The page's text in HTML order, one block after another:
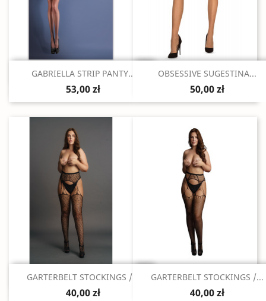
Szybki podgląd
GABRIELLA STRIP PANTY...
53,00 zł
Szybki podgląd
OBSESSIVE SUGESTINA...
50,00 zł
Szybki podgląd
GARTERBELT STOCKINGS /...
40,00 zł
Szybki podgląd
GARTERBELT STOCKINGS /...
40,00 zł